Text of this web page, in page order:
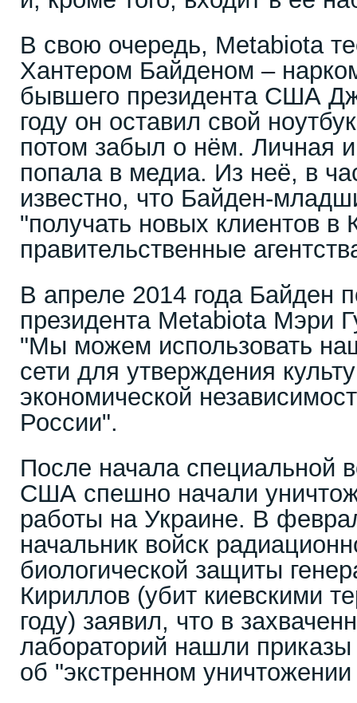
В свою очередь, Metabiota
Хантером Байденом –
бывшего президента США
году он оставил свой
потом забыл о нём. Личная
попала в медиа. Из неё, в
известно, что Байден-
"получать новых клиентов в
правительственные
В апреле 2014 года Байден
президента Metabiota Мэри
"Мы можем использовать
сети для утверждения
экономической
России".
После начала специальной
США спешно начали
работы на Украине. В
начальник войск
биологической защиты
Кириллов (убит киевскими
году) заявил, что в
лабораторий нашли
об "экстренном уничтожении